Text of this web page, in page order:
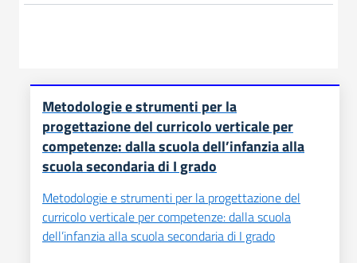
Metodologie e strumenti per la
progettazione del curricolo verticale per
competenze: dalla scuola dell’infanzia alla
scuola secondaria di I grado
Metodologie e strumenti per la progettazione del
curricolo verticale per competenze: dalla scuola
dell’infanzia alla scuola secondaria di I grado